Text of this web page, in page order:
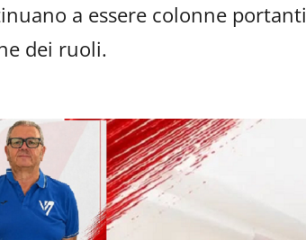
a essere colonne portanti
dei ruoli.